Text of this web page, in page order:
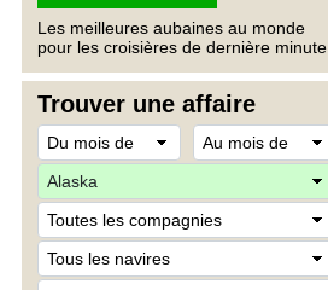
Les meilleures aubaines au monde
pour les croisières de dernière minute.
Trouver une affaire